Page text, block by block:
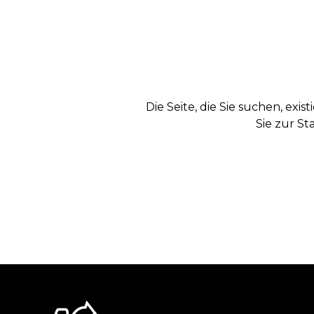
Die Seite, die Sie suchen,
Sie zur